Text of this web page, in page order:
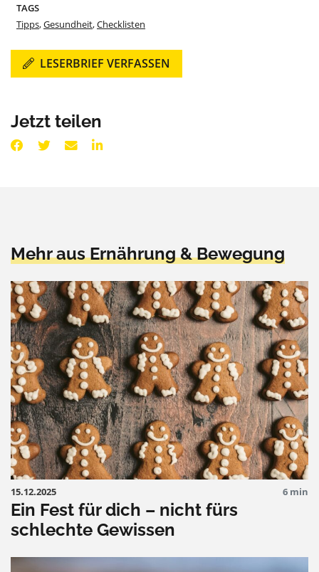
TAGS
Tipps,Gesundheit,Checklisten
LESERBRIEF VERFASSEN
Jetzt teilen
Mehr aus Ernährung & Bewegung
15.12.2025 6 min
Ein Fest für dich – nicht fürs
schlechte Gewissen